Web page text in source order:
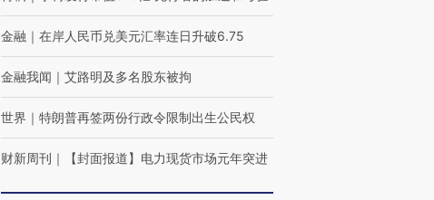
金融 ｜ 在岸人民币兑美元汇率连日升破6.75
金融我闻 ｜ 艾路明及多名股东被拘
世界 ｜ 特朗普再签两份行政令限制出生公民权
财新周刊 ｜ 【封面报道】电力现货市场元年突进